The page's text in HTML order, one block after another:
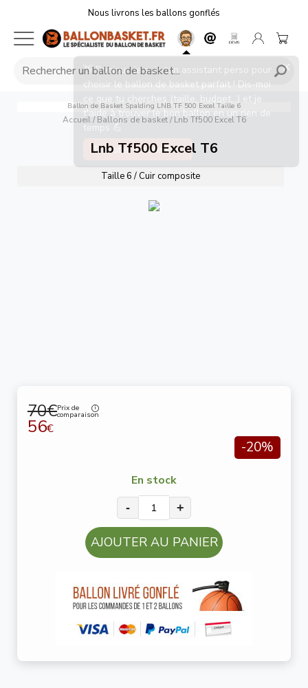
Nous livrons les ballons gonflés
Ballon de Basket Spalding LNB TF 500 Excel Taille 6
Accueil/ Ballons de basket/ Lnb Tf500 Excel T6
Lnb Tf500 Excel T6
Taille 6 / Cuir composite
70€Prix de
comparaison
56€
-20%
En stock
- +
AJOUTER AU PANIER
👋 Bonjour, je suis ton assistant perso pour
choisir le ballon de basket parfait ! Dis-moi
ce que tu cherches (taille, budget...) et je
t'aide à trouver le bon ballon en un rien de
temps 💪
Discuter maintenant
×